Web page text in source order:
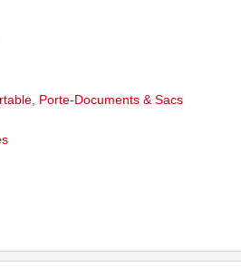
Porte-Documents & Sacs